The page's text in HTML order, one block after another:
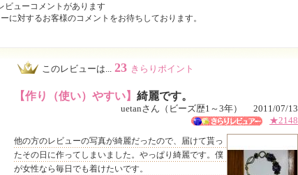
ビューコメントがあります
に対するお客様のコメントをお待ちしております。
このレビューは... 23 きらりポイント
【作り（使い）やすい】 綺麗です。
uetanさん（ビーズ歴1～3年） 2011/07/13
★2148
他の方のレビューの写真が綺麗だったので、届けて貰っ
たその日に作ってしまいました。やっぱり綺麗です。僕
が女性なら毎日でも着けたいです。